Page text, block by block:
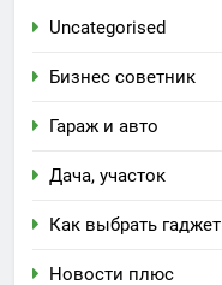
Uncategorised
Бизнес советник
Гараж и авто
Дача, участок
Как выбрать гаджет
Новости плюс